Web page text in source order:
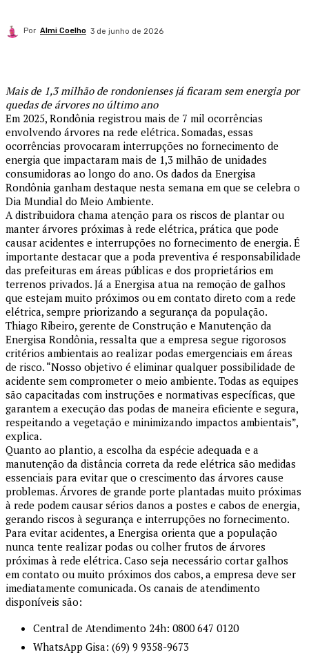
Por Almi Coelho 3 de junho de 2026
Mais de 1,3 milhão de rondonienses já ficaram sem energia por
quedas de árvores no último ano
Em 2025, Rondônia registrou mais de 7 mil ocorrências
envolvendo árvores na rede elétrica. Somadas, essas
ocorrências provocaram interrupções no fornecimento de
energia que impactaram mais de 1,3 milhão de unidades
consumidoras ao longo do ano. Os dados da Energisa
Rondônia ganham destaque nesta semana em que se celebra o
Dia Mundial do Meio Ambiente.
A distribuidora chama atenção para os riscos de plantar ou
manter árvores próximas à rede elétrica, prática que pode
causar acidentes e interrupções no fornecimento de energia. É
importante destacar que a poda preventiva é responsabilidade
das prefeituras em áreas públicas e dos proprietários em
terrenos privados. Já a Energisa atua na remoção de galhos
que estejam muito próximos ou em contato direto com a rede
elétrica, sempre priorizando a segurança da população.
Thiago Ribeiro, gerente de Construção e Manutenção da
Energisa Rondônia, ressalta que a empresa segue rigorosos
critérios ambientais ao realizar podas emergenciais em áreas
de risco. “Nosso objetivo é eliminar qualquer possibilidade de
acidente sem comprometer o meio ambiente. Todas as equipes
são capacitadas com instruções e normativas específicas, que
garantem a execução das podas de maneira eficiente e segura,
respeitando a vegetação e minimizando impactos ambientais”,
explica.
Quanto ao plantio, a escolha da espécie adequada e a
manutenção da distância correta da rede elétrica são medidas
essenciais para evitar que o crescimento das árvores cause
problemas. Árvores de grande porte plantadas muito próximas
à rede podem causar sérios danos a postes e cabos de energia,
gerando riscos à segurança e interrupções no fornecimento.
Para evitar acidentes, a Energisa orienta que a população
nunca tente realizar podas ou colher frutos de árvores
próximas à rede elétrica. Caso seja necessário cortar galhos
em contato ou muito próximos dos cabos, a empresa deve ser
imediatamente comunicada. Os canais de atendimento
disponíveis são:
Central de Atendimento 24h: 0800 647 0120
WhatsApp Gisa: (69) 9 9358-9673